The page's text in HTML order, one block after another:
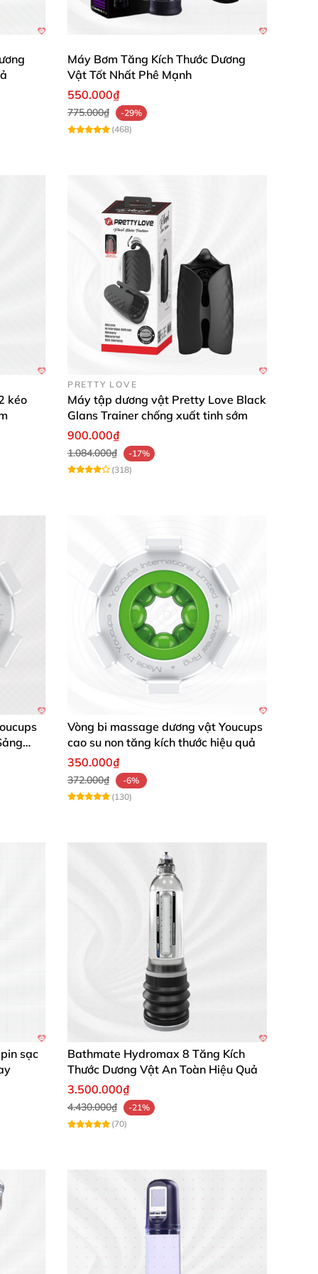
dõi lực hút và sự tiến triển kích thước
dụng.
và cải thiện sinh lý.
cảm giác rất dễ chịu.”
đáng kể. Rất hài lòng với sản phẩm từ
cao phong độ tình dục và sự tự tin. Đừng
Máy Bơm Tăng Kích Thước Dương
Vật Tốt Nhất Phê Mạnh
550.000₫
775.000₫
-29%
(468)
kéo
PRETTY LOVE
Máy tập dương vật Pretty Love Black
Glans Trainer chống xuất tinh sớm
900.000₫
1.084.000₫
-17%
(318)
Vòng bi massage dương vật Youcups
cao su non tăng kích thước hiệu quả
350.000₫
372.000₫
-6%
(130)
sạc
Bathmate Hydromax 8 Tăng Kích
Thước Dương Vật An Toàn Hiệu Quả
3.500.000₫
4.430.000₫
-21%
(70)